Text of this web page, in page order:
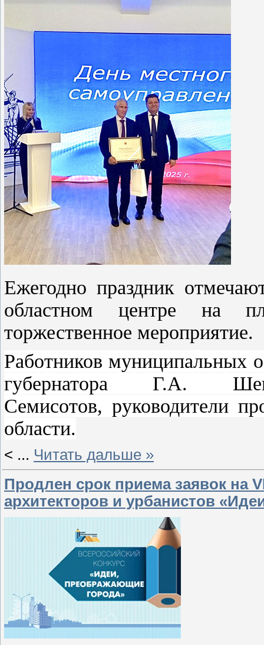
Ежегодно праздник
областном центре на
торжественное мероприятие.
Работников муниципальных
губернатора Г.А.
Семисотов, руководители
области.
< ... Читать дальше »
Продлен срок приема заявок на
архитекторов и урбанистов